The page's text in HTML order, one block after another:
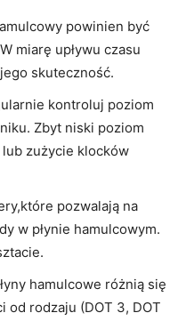
powinien być
miarę upływu czasu
skuteczność.
kontroluj poziom
​Zbyt niski poziom
zużycie klocków
pozwalają na
w płynie hamulcowym.
hamulcowe różnią się
od rodzaju​ (DOT 3, DOT